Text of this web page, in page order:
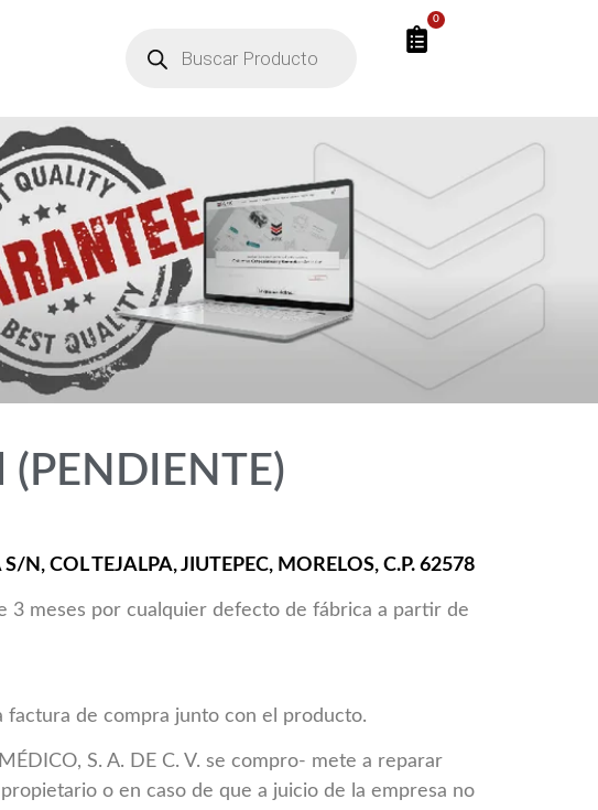
0
COL TEJALPA, JIUTEPEC, MORELOS, C.P. 62578
3 meses por cualquier defecto de fábrica a partir de
factura de compra junto con el producto.
S. A. DE C. V. se compro- mete a reparar
o en caso de que a juicio de la empresa no